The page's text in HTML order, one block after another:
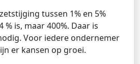
tussen 1% en 5%
% is, maar 400%. Daar is
Voor iedere ondernemer
er kansen op groei.